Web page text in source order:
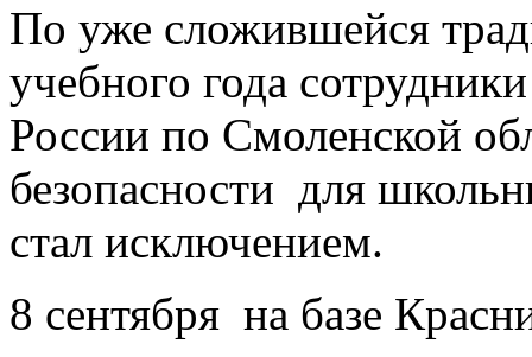
По уже сложившейся
учебного года
России по Смоленской
безопасности для
стал исключением.
8 сентября на базе